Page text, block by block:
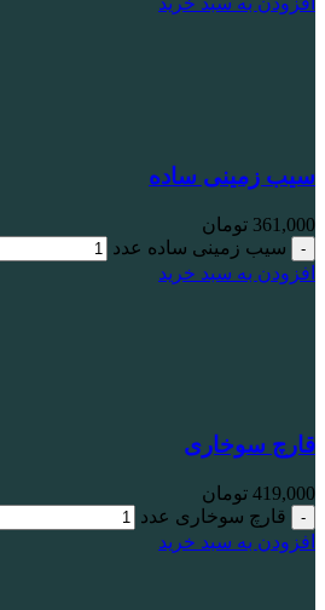
سیب زمینی ساده
361,000 تومان
سیب زمینی ساده عدد
افزودن به سبد خرید
قارچ سوخاری
419,000 تومان
قارچ سوخاری عدد
افزودن به سبد خرید